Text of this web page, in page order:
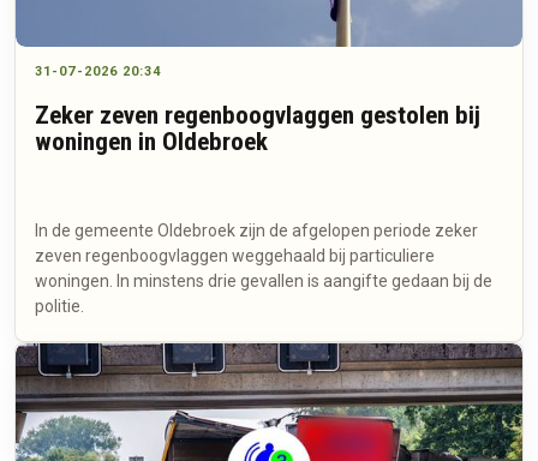
31-07-2026 20:34
Zeker zeven regenboogvlaggen gestolen bij
woningen in Oldebroek
In de gemeente Oldebroek zijn de afgelopen periode zeker
zeven regenboogvlaggen weggehaald bij particuliere
woningen. In minstens drie gevallen is aangifte gedaan bij de
politie.